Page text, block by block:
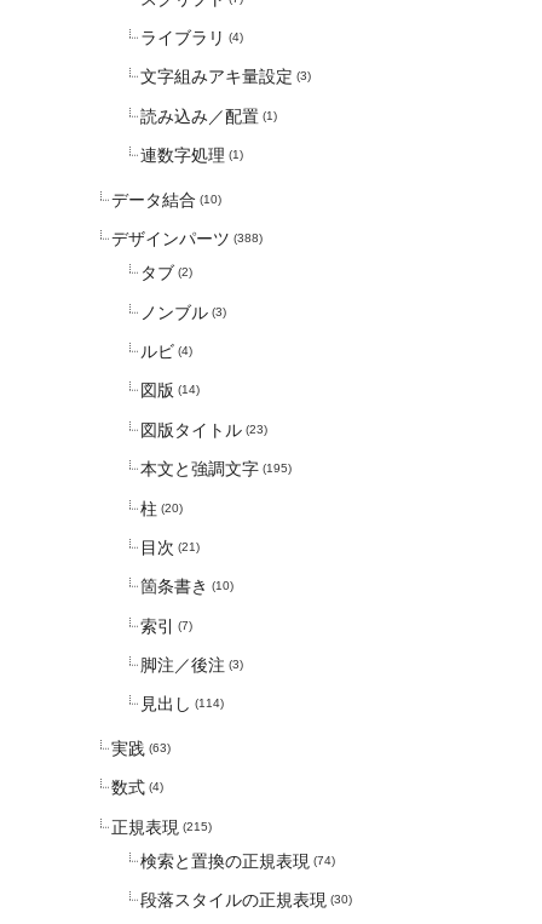
ライブラリ (4)
文字組みアキ量設定 (3)
読み込み／配置 (1)
連数字処理 (1)
データ結合 (10)
デザインパーツ (388)
タブ (2)
ノンブル (3)
ルビ (4)
図版 (14)
図版タイトル (23)
本文と強調文字 (195)
柱 (20)
目次 (21)
箇条書き (10)
索引 (7)
脚注／後注 (3)
見出し (114)
実践 (63)
数式 (4)
正規表現 (215)
検索と置換の正規表現 (74)
段落スタイルの正規表現 (30)